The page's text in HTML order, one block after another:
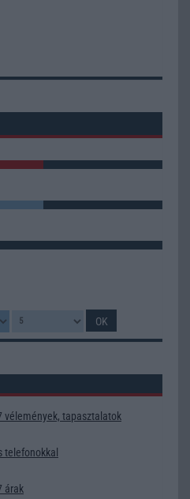
vélemények, tapasztalatok
telefonokkal
árak